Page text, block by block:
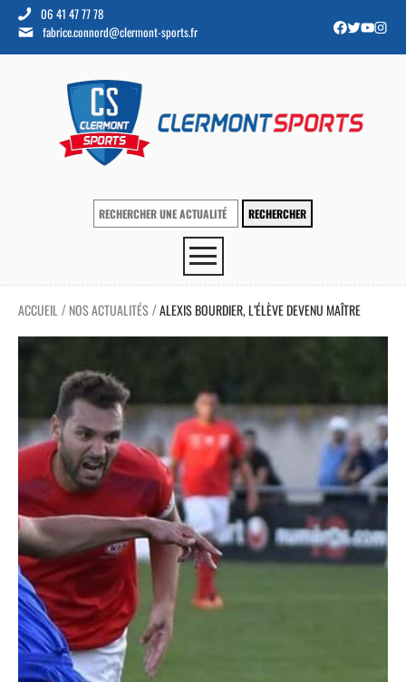
06 41 47 77 78
fabrice.connord@clermont-sports.fr
ACCUEIL / NOS ACTUALITÉS /ALEXIS BOURDIER, L’ÉLÈVE DEVENU MAÎTRE